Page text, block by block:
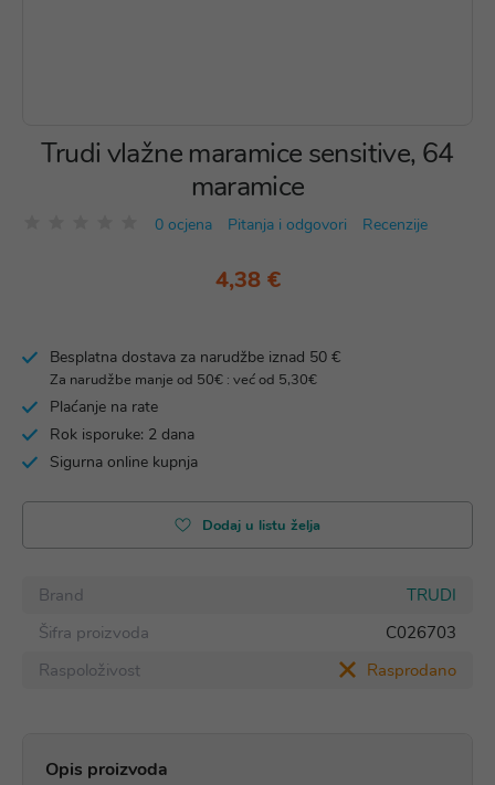
Trudi vlažne maramice sensitive, 64
maramice
0 ocjena Pitanja i odgovori Recenzije
4,38 €
Besplatna dostava za narudžbe iznad 50 €
Za narudžbe manje od 50€ : već od 5,30€
Plaćanje na rate
Rok isporuke: 2 dana
Sigurna online kupnja
Dodaj u listu želja
Brand
TRUDI
Šifra proizvoda
C026703
Raspoloživost
Rasprodano
Opis proizvoda